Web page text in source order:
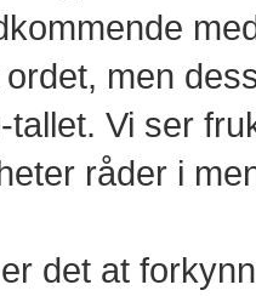
men
tallet. Vi ser
råder i
det at